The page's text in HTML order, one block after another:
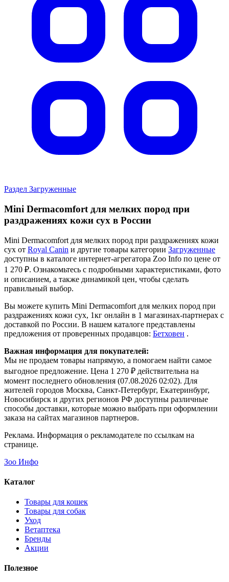
Раздел Загруженные
Mini Dermacomfort для мелких пород при
раздражениях кожи сух в России
Mini Dermacomfort для мелких пород при раздражениях кожи
сух от Royal Canin и другие товары категории Загруженные
доступны в каталоге интернет-агрегатора Zoo Info по цене от
1 270 ₽. Ознакомьтесь с подробными характеристиками, фото
и описанием, а также динамикой цен, чтобы сделать
правильный выбор.
Вы можете купить Mini Dermacomfort для мелких пород при
раздражениях кожи сух, 1кг онлайн в 1 магазинах-партнерах с
доставкой по России. В нашем каталоге представлены
предложения от проверенных продавцов: Бетховен .
Важная информация для покупателей:
Мы не продаем товары напрямую, а помогаем найти самое
выгодное предложение. Цена 1 270 ₽ действительна на
момент последнего обновления (07.08.2026 02:02). Для
жителей городов Москва, Санкт-Петербург, Екатеринбург,
Новосибирск и других регионов РФ доступны различные
способы доставки, которые можно выбрать при оформлении
заказа на сайтах магазинов партнеров.
Реклама. Информация о рекламодателе по ссылкам на
странице.
Зоо Инфо
Каталог
Товары для кошек
Товары для собак
Уход
Ветаптека
Бренды
Акции
Полезное